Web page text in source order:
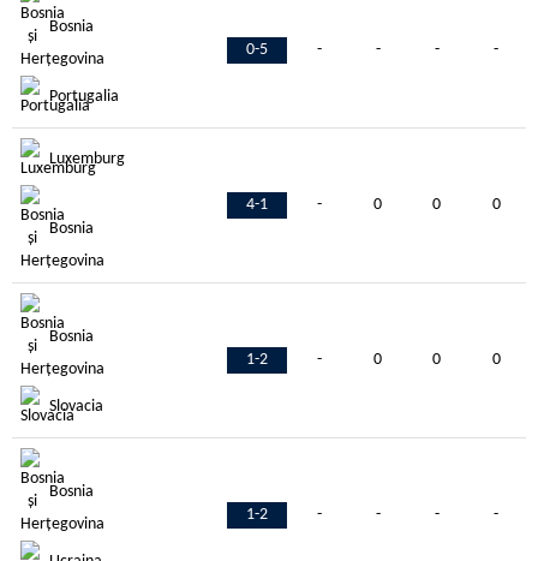
Bosnia
0-5
Portugalia
- - - -
Luxemburg
4-1
Bosnia
- 0 0 0
Bosnia
1-2
Slovacia
- 0 0 0
Bosnia
1-2
- - - -